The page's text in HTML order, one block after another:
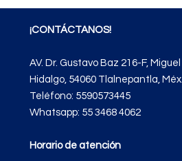
¡CONTÁCTANOS!
AV. Dr. Gustavo Baz 216-F, Miguel
Hidalgo, 54060 Tlalnepantla, Méx.
Teléfono: 5590573445
Whatsapp: 55 3468 4062
Horario de atención